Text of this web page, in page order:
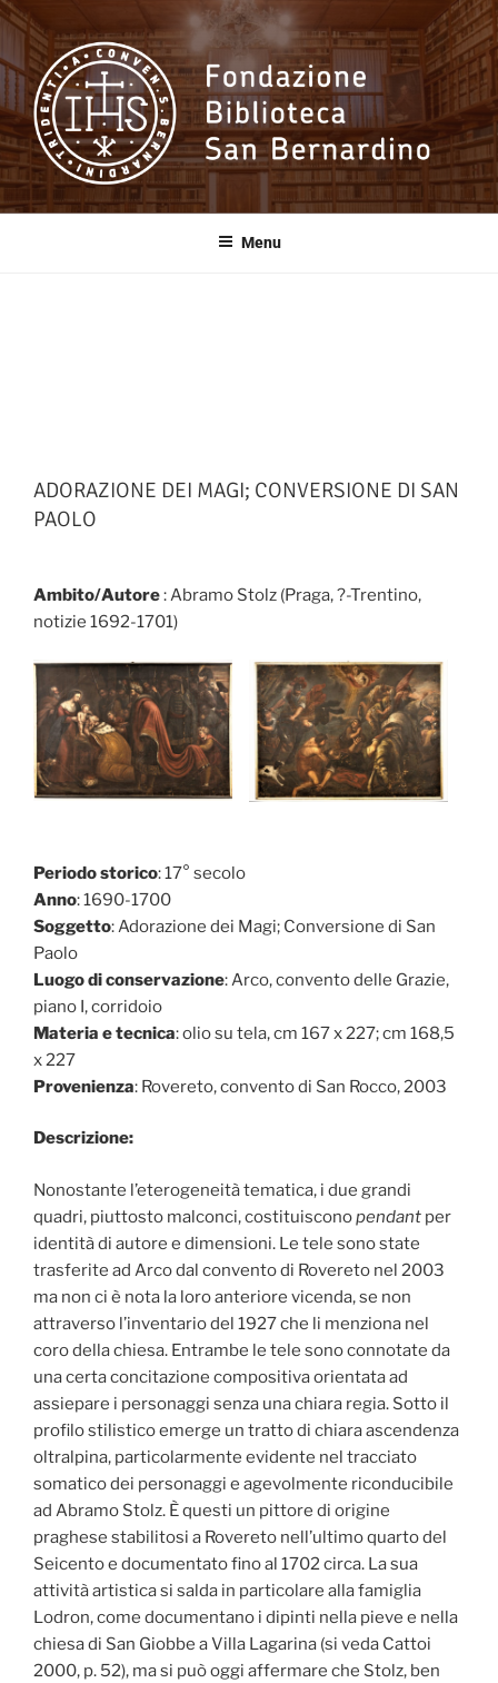
Salta
contenuto
Fondazione
Biblioteca SanMenu
ADORAZIONE DEI MAGI; CONVERSIONE DI SAN
PAOLO
Ambito/Autore: Abramo Stolz (Praga, ?-Trentino,
notizie 1692-1701)
Periodo storico: 17° secolo
Anno: 1690-1700
Soggetto: Adorazione dei Magi; Conversione di San
Paolo
Luogo di conservazione: Arco, convento delle Grazie,
piano I, corridoio
Materia e tecnica: olio su tela, cm 167 x 227; cm 168,5
x 227
Provenienza: Rovereto, convento di San Rocco, 2003
Descrizione:
Nonostante l’eterogeneità tematica, i due grandi
quadri, piuttosto malconci, costituisconopendant per
identità di autore e dimensioni. Le tele sono state
trasferite ad Arco dal convento di Rovereto nel 2003
ma non ci è nota la loro anteriore vicenda, se non
attraverso l’inventario del 1927 che li menziona nel
coro della chiesa. Entrambe le tele sono connotate da
una certa concitazione compositiva orientata ad
assiepare i personaggi senza una chiara regia. Sotto il
profilo stilistico emerge un tratto di chiara ascendenza
oltralpina, particolarmente evidente nel tracciato
somatico dei personaggi e agevolmente riconducibile
ad Abramo Stolz. È questi un pittore di origine
praghese stabilitosi a Rovereto nell’ultimo quarto del
Seicento e documentato fino al 1702 circa. La sua
attività artistica si salda in particolare alla famiglia
Lodron, come documentano i dipinti nella pieve e nella
chiesa di San Giobbe a Villa Lagarina (si veda Cattoi
2000, p. 52), ma si può oggi affermare che Stolz, ben